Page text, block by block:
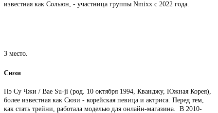
известная как Сольюн, - участница группы Nmixx с 2022 года.
3 место.
Сюзи
Пэ Су Чжи / Bae Su-ji (род. 10 октября 1994, Кванджу, Южная Корея),
более известная как Сюзи - корейская певица и актриса. Перед тем,
как стать трейни, работала моделью для онлайн-магазина. В 2010-